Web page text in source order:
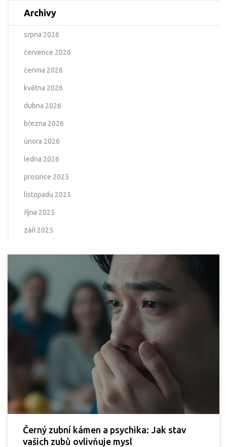
Archivy
srpna 2026
července 2026
června 2026
května 2026
dubna 2026
března 2026
února 2026
ledna 2026
prosince 2025
listopadu 2025
října 2025
září 2025
Černý zubní kámen a psychika: Jak stav
vašich zubů ovlivňuje mysl